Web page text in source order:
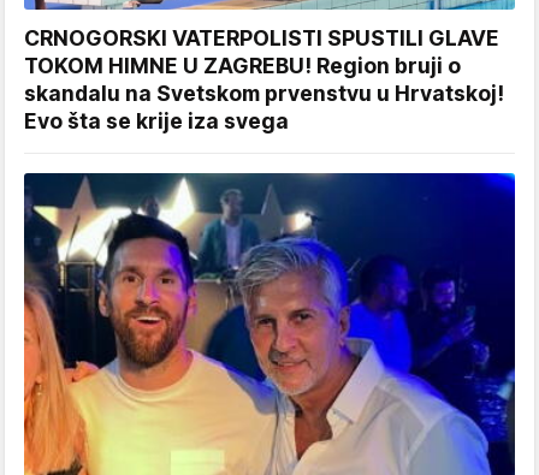
CRNOGORSKI VATERPOLISTI SPUSTILI GLAVE
TOKOM HIMNE U ZAGREBU! Region bruji o
skandalu na Svetskom prvenstvu u Hrvatskoj!
Evo šta se krije iza svega